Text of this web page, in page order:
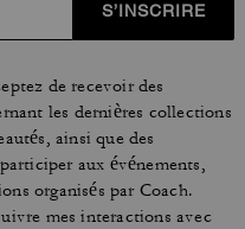
S’INSCRIRE
de recevoir des
les dernières collections
ainsi que des
aux événements,
organisés par Coach.
mes interactions avec